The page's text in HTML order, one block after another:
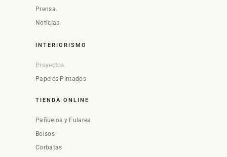
Prensa
Noticias
INTERIORISMO
Proyectos
Papeles Pintados
TIENDA ONLINE
Pañuelos y Fulares
Bolsos
Corbatas